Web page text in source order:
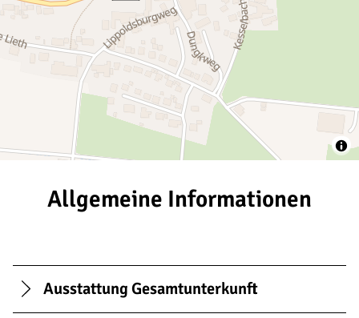
Allgemeine Informationen
Ausstattung Gesamtunterkunft